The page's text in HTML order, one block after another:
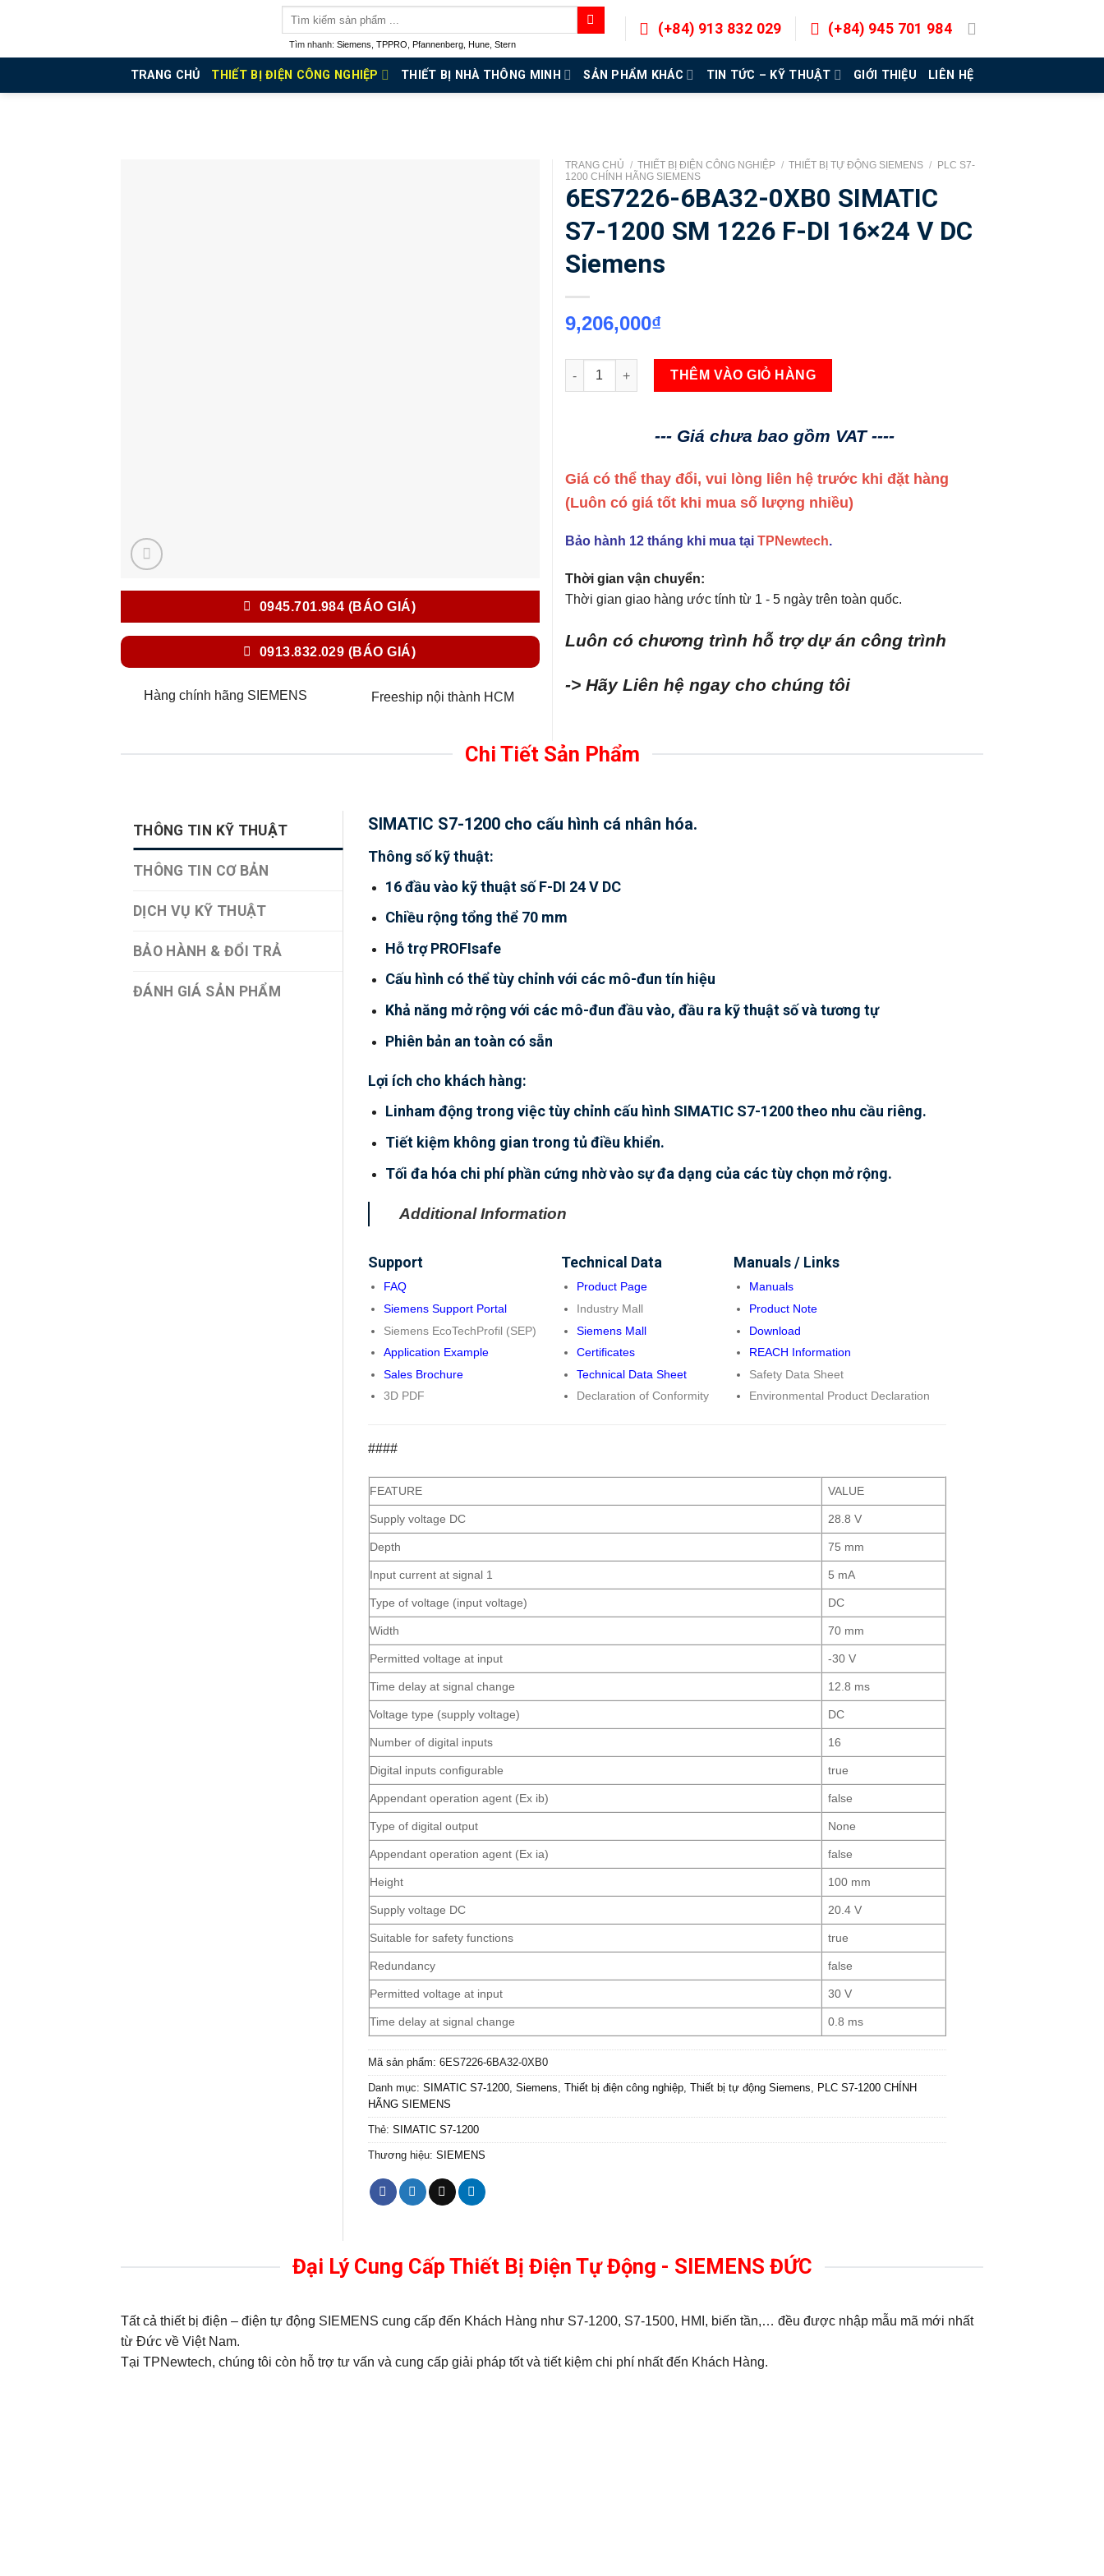
Tìm nhanh: Siemens TPPRO Pfannenberg Hune Stern
(+84) 913 832 029 (+84) 945 701 984
TRANG CHỦ THIẾT BỊ ĐIỆN CÔNG NGHIỆP THIẾT BỊ NHÀ THÔNG MINH SẢN PHẨM KHÁC TIN TỨC – KỸ THUẬT GIỚI THIỆU LIÊN HỆ
0945.701.984 (BÁO GIÁ)
0913.832.029 (BÁO GIÁ)
Hàng chính hãng SIEMENS Freeship nội thành HCM
TRANG CHỦ / THIẾT BỊ ĐIỆN CÔNG NGHIỆP / THIẾT BỊ TỰ ĐỘNG SIEMENS /
PLC S7-
1200 CHÍNH HÃNG SIEMENS
6ES7226-6BA32-0XB0 SIMATIC
S7-1200 SM 1226 F-DI 16×24 V DC
Siemens
9,206,000₫
6ES7226-6BA32-0XB0 SIMATIC S7-1200 SM 1226 F-DI 16x24 V DC Siemens số lượng
THÊM VÀO GIỎ HÀNG
--- Giá chưa bao gồm VAT ----
Giá có thể thay đổi, vui lòng liên hệ trước khi đặt hàng
(Luôn có giá tốt khi mua số lượng nhiều)
Bảo hành 12 tháng khi mua tại TPNewtech.
Thời gian vận chuyển:
Thời gian giao hàng ước tính từ 1 - 5 ngày trên toàn quốc.
Luôn có chương trình hỗ trợ dự án công trình
-> Hãy Liên hệ ngay cho chúng tôi
Chi Tiết Sản Phẩm
THÔNG TIN KỸ THUẬT
THÔNG TIN CƠ BẢN
DỊCH VỤ KỸ THUẬT
BẢO HÀNH & ĐỔI TRẢ
ĐÁNH GIÁ SẢN PHẨM
SIMATIC S7-1200 cho cấu hình cá nhân hóa.
Thông số kỹ thuật:
16 đầu vào kỹ thuật số F-DI 24 V DC
Chiều rộng tổng thể 70 mm
Hỗ trợ PROFIsafe
Cấu hình có thể tùy chỉnh với các mô-đun tín hiệu
Khả năng mở rộng với các mô-đun đầu vào, đầu ra kỹ thuật số và tương tự
Phiên bản an toàn có sẵn
Lợi ích cho khách hàng:
Linham động trong việc tùy chỉnh cấu hình SIMATIC S7-1200 theo nhu cầu riêng.
Tiết kiệm không gian trong tủ điều khiển.
Tối đa hóa chi phí phần cứng nhờ vào sự đa dạng của các tùy chọn mở rộng.
Additional Information
Support
FAQ
Siemens Support Portal
Siemens EcoTechProfil (SEP)
Application Example
Sales Brochure
3D PDF
Technical Data
Product Page
Industry Mall
Siemens Mall
Certificates
Technical Data Sheet
Declaration of Conformity
Manuals / Links
Manuals
Product Note
Download
REACH Information
Safety Data Sheet
Environmental Product Declaration
####
FEATURE VALUE
Supply voltage DC 28.8 V
Depth 75 mm
Input current at signal 1 5 mA
Type of voltage (input voltage) DC
Width 70 mm
Permitted voltage at input -30 V
Time delay at signal change 12.8 ms
Voltage type (supply voltage) DC
Number of digital inputs 16
Digital inputs configurable true
Appendant operation agent (Ex ib) false
Type of digital output None
Appendant operation agent (Ex ia) false
Height 100 mm
Supply voltage DC 20.4 V
Suitable for safety functions true
Redundancy false
Permitted voltage at input 30 V
Time delay at signal change 0.8 ms
Mã sản phẩm: 6ES7226-6BA32-0XB0
Danh mục: SIMATIC S7-1200, Siemens, Thiết bị điện công nghiệp, Thiết bị tự động Siemens, PLC S7-1200 CHÍNH
HÃNG SIEMENS
Thẻ: SIMATIC S7-1200
Thương hiệu: SIEMENS
Đại Lý Cung Cấp Thiết Bị Điện Tự Động - SIEMENS ĐỨC
Tất cả thiết bị điện – điện tự động SIEMENS cung cấp đến Khách Hàng như S7-1200, S7-1500, HMI, biến tần,… đều được nhập mẫu mã mới nhất
từ Đức về Việt Nam.
Tại TPNewtech, chúng tôi còn hỗ trợ tư vấn và cung cấp giải pháp tốt và tiết kiệm chi phí nhất đến Khách Hàng.